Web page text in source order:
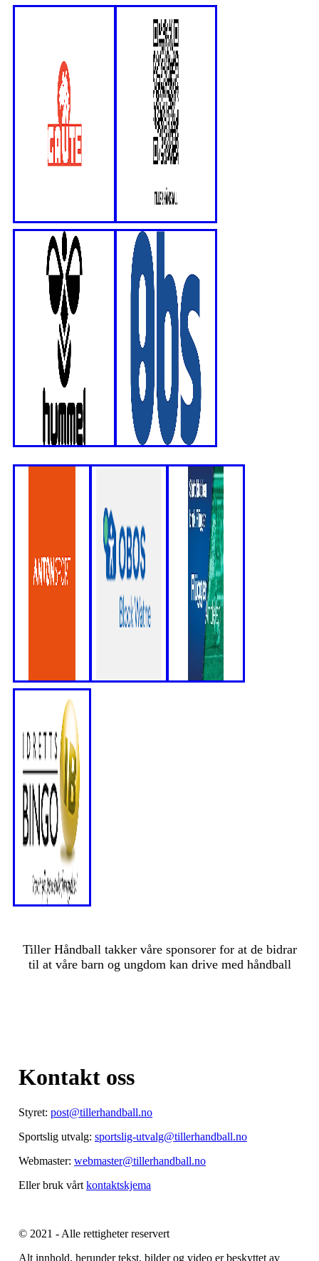
Tiller Håndball takker våre sponsorer for at de bidrar
til at våre barn og ungdom kan drive med håndball
Kontakt oss
Styret: post@tillerhandball.no
Sportslig utvalg: sportslig-utvalg@tillerhandball.no
Webmaster: webmaster@tillerhandball.no
Eller bruk vårt kontaktskjema
© 2021 - Alle rettigheter reservert
Alt innhold, herunder tekst, bilder og video er beskyttet av